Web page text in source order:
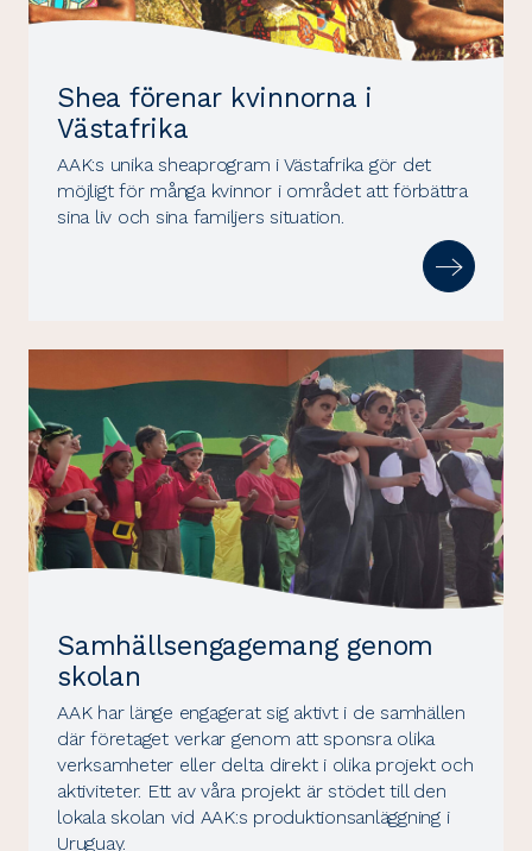
Shea förenar kvinnorna i
Västafrika
AAK:s unika sheaprogram i Västafrika gör det
möjligt för många kvinnor i området att förbättra
sina liv och sina familjers situation.
Samhällsengagemang genom
skolan
AAK har länge engagerat sig aktivt i de samhällen
där företaget verkar genom att sponsra olika
verksamheter eller delta direkt i olika projekt och
aktiviteter. Ett av våra projekt är stödet till den
lokala skolan vid AAK:s produktionsanläggning i
Uruguay.